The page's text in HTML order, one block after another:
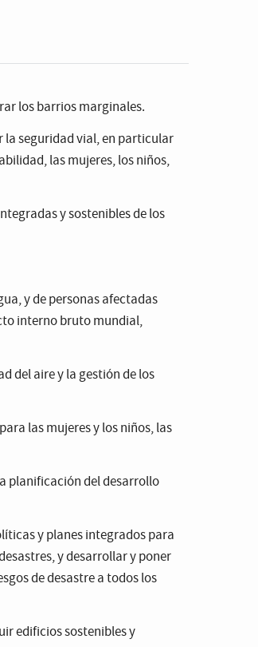
del aire y el crecimiento
personas que vive en
en las zonas urbanas
los barrios marginales.
la seguridad vial, en particular
las mujeres, los niños,
y sostenibles de los
y de personas afectadas
interno bruto mundial,
del aire y la gestión de los
las mujeres y los niños, las
planificación del desarrollo
y planes integrados para
y desarrollar y poner
de desastre a todos los
edificios sostenibles y